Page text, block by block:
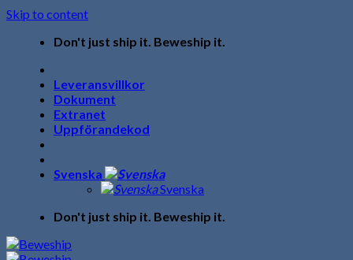
Skip to content
Don't just ship it. Beweship it.
Leveransvillkor
Dokument
Extranet
Uppförandekod
Svenska
Svenska
Don't just ship it. Beweship it.